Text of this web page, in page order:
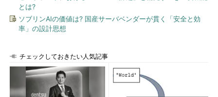
とは?
ソブリンAIの価値は? 国産サーバベンダーが貫く「安全と効
率」の設計思想
チェックしておきたい人気記事